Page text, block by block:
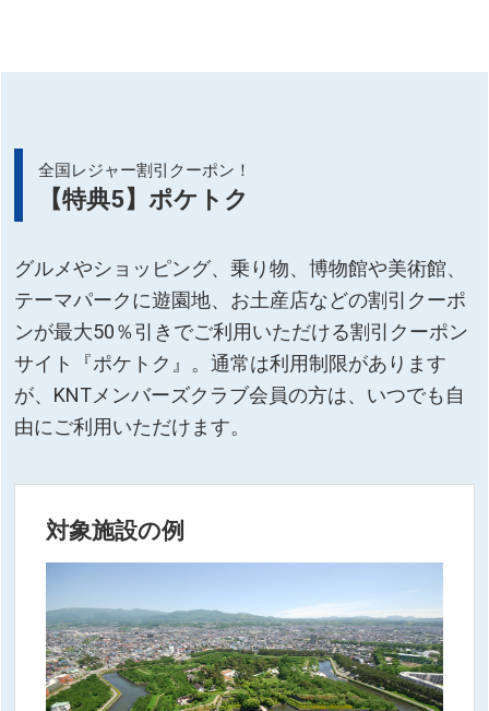
全国レジャー割引クーポン！
【特典5】ポケトク
グルメやショッピング、乗り物、博物館や美術館、
テーマパークに遊園地、お土産店などの割引クーポ
ンが最大50％引きでご利用いただける割引クーポン
サイト『ポケトク』。通常は利用制限があります
が、KNTメンバーズクラブ会員の方は、いつでも自
由にご利用いただけます。
対象施設の例